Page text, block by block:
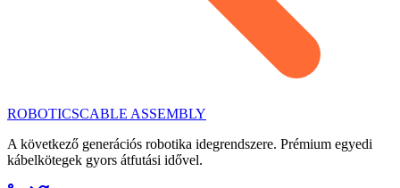
ROBOTICSCABLE ASSEMBLY
A következő generációs robotika idegrendszere. Prémium egyedi
kábelkötegek gyors átfutási idővel.